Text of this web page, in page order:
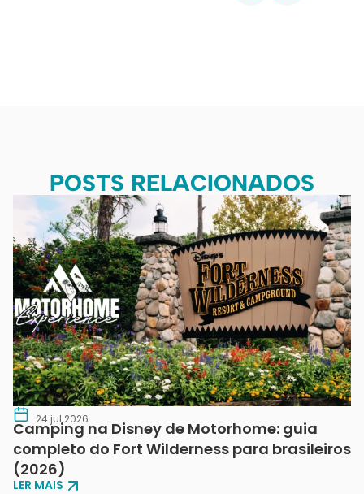
POSTS RELACIONADOS
24 jul 2026
Camping na Disney de Motorhome: guia
completo do Fort Wilderness para brasileiros
(2026)
LER MAIS